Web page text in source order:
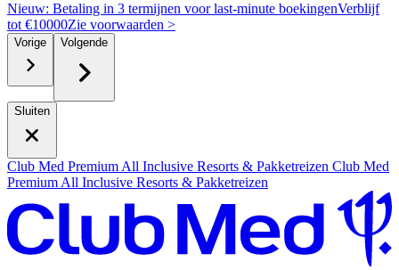
Nieuw: Betaling in 3 termijnen voor last-minute boekingenVerblijf
tot €10000Zie voorwaarden >
Vorige Volgende
Sluiten
Club Med Premium All Inclusive Resorts & Pakketreizen Club Med
Premium All Inclusive Resorts & Pakketreizen